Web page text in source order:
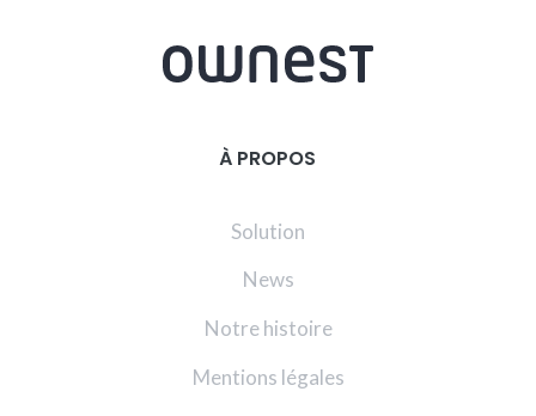
À PROPOS
Solution
News
Notre histoire
Mentions légales